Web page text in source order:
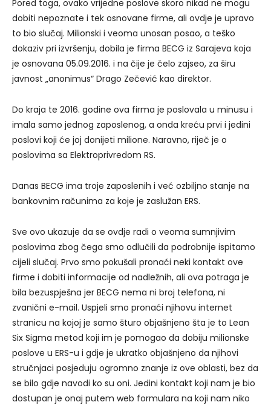
Pored toga, ovako vrijedne poslove skoro nikad ne mogu
dobiti nepoznate i tek osnovane firme, ali ovdje je upravo
to bio slučaj. Milionski i veoma unosan posao, a teško
dokaziv pri izvršenju, dobila je firma BECG iz Sarajeva koja
je osnovana 05.09.2016. i na čije je čelo zajseo, za širu
javnost „anonimus“ Drago Zečević kao direktor.
Do kraja te 2016. godine ova firma je poslovala u minusu i
imala samo jednog zaposlenog, a onda kreću prvi i jedini
poslovi koji će joj donijeti milione. Naravno, riječ je o
poslovima sa Elektroprivredom RS.
Danas BECG ima troje zaposlenih i već ozbiljno stanje na
bankovnim računima za koje je zaslužan ERS.
Sve ovo ukazuje da se ovdje radi o veoma sumnjivim
poslovima zbog čega smo odlučili da podrobnije ispitamo
cijeli slučaj. Prvo smo pokušali pronaći neki kontakt ove
firme i dobiti informacije od nadležnih, ali ova potraga je
bila bezuspješna jer BECG nema ni broj telefona, ni
zvanični e-mail. Uspjeli smo pronaći njihovu internet
stranicu na kojoj je samo šturo objašnjeno šta je to Lean
Six Sigma metod koji im je pomogao da dobiju milionske
poslove u ERS-u i gdje je ukratko objašnjeno da njihovi
stručnjaci posjeduju ogromno znanje iz ove oblasti, bez da
se bilo gdje navodi ko su oni. Jedini kontakt koji nam je bio
dostupan je onaj putem web formulara na koji nam niko